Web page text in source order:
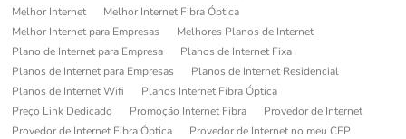
Melhor Internet
Melhor Internet Fibra Óptica
Melhor Internet para Empresas
Melhores Planos de Internet
Plano de Internet para Empresa
Planos de Internet Fixa
Planos de Internet para Empresas
Planos de Internet Residencial
Planos de Internet Wifi
Planos Internet Fibra Óptica
Preço Link Dedicado
Promoção Internet Fibra
Provedor de Internet
Provedor de Internet Fibra Óptica
Provedor de Internet no meu CEP